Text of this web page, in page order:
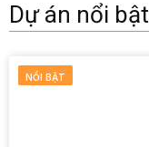
Dự án nổi bật
NỔI BẬT